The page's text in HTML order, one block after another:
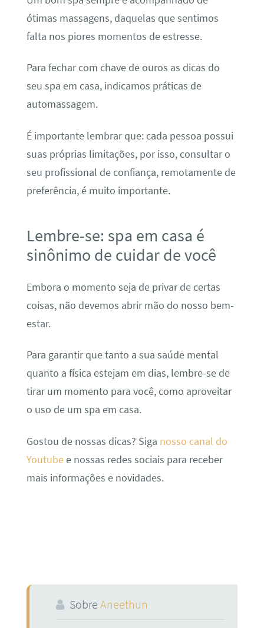
ótimas massagens, daquelas que sentimos
falta nos piores momentos de estresse.
Para fechar com chave de ouros as dicas do
seu spa em casa, indicamos práticas de
automassagem.
É importante lembrar que: cada pessoa possui
suas próprias limitações, por isso, consultar o
seu profissional de confiança, remotamente de
preferência, é muito importante.
Lembre-se: spa em casa é
sinônimo de cuidar de você
Embora o momento seja de privar de certas
coisas, não devemos abrir mão do nosso bem-
estar.
Para garantir que tanto a sua saúde mental
quanto a física estejam em dias, lembre-se de
tirar um momento para você, como aproveitar
o uso de um spa em casa.
Gostou de nossas dicas? Siga nosso canal do
Youtubee nossas redes sociais para receber
mais informações e novidades.
Sobre Aneethun